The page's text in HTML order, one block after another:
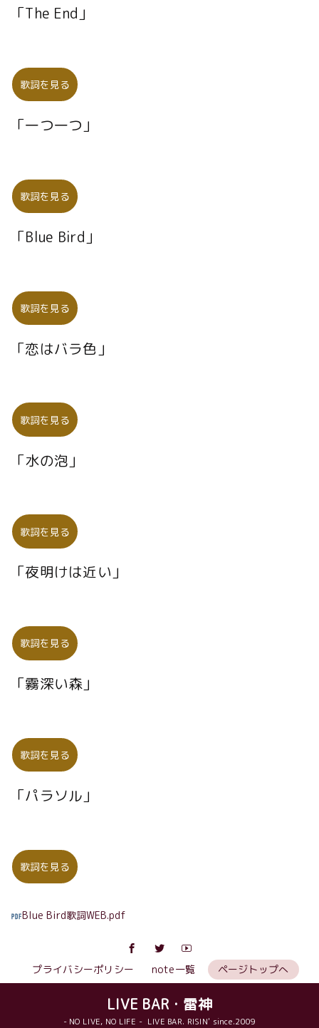
「The End」
歌詞を見る
「一つ一つ」
歌詞を見る
「Blue Bird」
歌詞を見る
「恋はバラ色」
歌詞を見る
「水の泡」
歌詞を見る
「夜明けは近い」
歌詞を見る
「霧深い森」
歌詞を見る
「パラソル」
歌詞を見る
Blue Bird歌詞WEB.pdf
プライバシーポリシー note一覧 ページトップへ
LIVE BAR・雷神
- NO LIVE, NO LIFE - LIVE BAR. RISIN' since.2009